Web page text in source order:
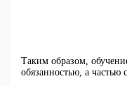
Таким образом,
обязанностью, а частью